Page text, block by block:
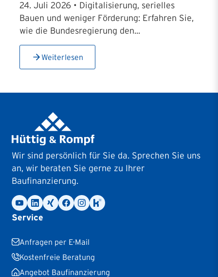
24. Juli 2026 • Digitalisierung, serielles
Bauen und weniger Förderung: Erfahren Sie,
wie die Bundesregierung den...
Weiterlesen
Wir sind persönlich für Sie da. Sprechen Sie uns
an, wir beraten Sie gerne zu Ihrer
Baufinanzierung.
Service
Anfragen per E-Mail
Kostenfreie Beratung
Angebot Baufinanzierung